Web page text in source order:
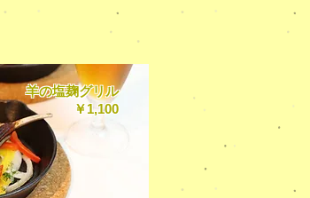
羊の塩麹グリル
￥1,100